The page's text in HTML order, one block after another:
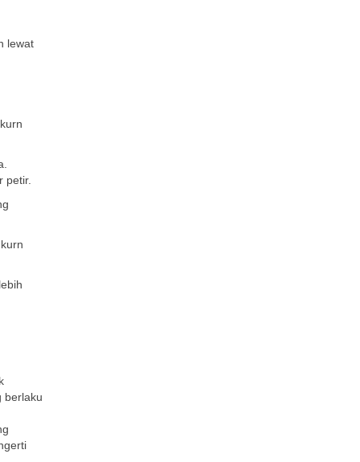
lewat
petir.
berlaku